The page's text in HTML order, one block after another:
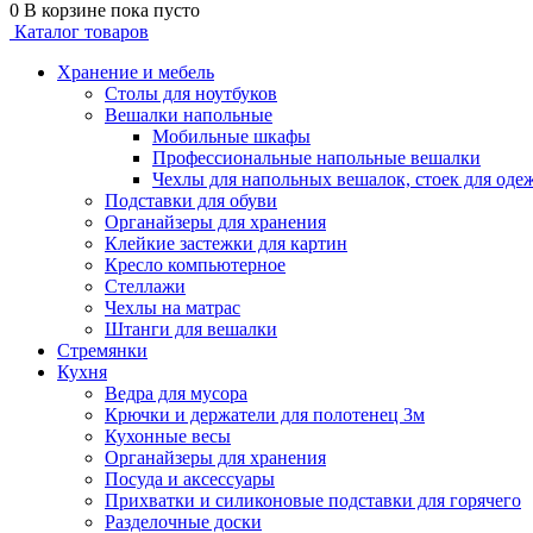
0 В корзине пока пусто
Каталог товаров
Хранение и мебель
Столы для ноутбуков
Вешалки напольные
Мобильные шкафы
Профессиональные напольные вешалки
Чехлы для напольных вешалок, стоек для
Подставки для обуви
Органайзеры для хранения
Клейкие застежки для картин
Кресло компьютерное
Стеллажи
Чехлы на матрас
Штанги для вешалки
Стремянки
Кухня
Ведра для мусора
Крючки и держатели для полотенец 3м
Кухонные весы
Органайзеры для хранения
Посуда и аксессуары
Прихватки и силиконовые подставки для горячего
Разделочные доски